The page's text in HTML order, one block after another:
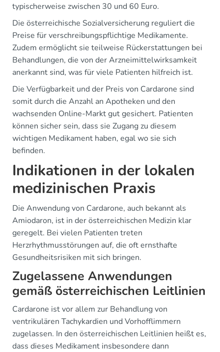
typischerweise zwischen 30 und 60 Euro.
Die österreichische Sozialversicherung reguliert die
Preise für verschreibungspflichtige Medikamente.
Zudem ermöglicht sie teilweise Rückerstattungen bei
Behandlungen, die von der Arzneimittelwirksamkeit
anerkannt sind, was für viele Patienten hilfreich ist.
Die Verfügbarkeit und der Preis von Cardarone sind
somit durch die Anzahl an Apotheken und den
wachsenden Online-Markt gut gesichert. Patienten
können sicher sein, dass sie Zugang zu diesem
wichtigen Medikament haben, egal wo sie sich
befinden.
Indikationen in der lokalen
medizinischen Praxis
Die Anwendung von Cardarone, auch bekannt als
Amiodaron, ist in der österreichischen Medizin klar
geregelt. Bei vielen Patienten treten
Herzrhythmusstörungen auf, die oft ernsthafte
Gesundheitsrisiken mit sich bringen.
Zugelassene Anwendungen
gemäß österreichischen Leitlinien
Cardarone ist vor allem zur Behandlung von
ventrikulären Tachykardien und Vorhofflimmern
zugelassen. In den österreichischen Leitlinien heißt es,
dass dieses Medikament insbesondere dann